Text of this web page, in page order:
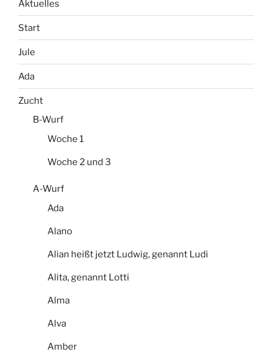
Aktuelles
Start
Jule
Ada
Zucht
B-Wurf
Woche 1
Woche 2 und 3
A-Wurf
Ada
Alano
Alian heißt jetzt Ludwig, genannt Ludi
Alita, genannt Lotti
Alma
Alva
Amber